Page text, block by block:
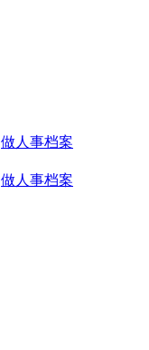
做人事档案
做人事档案